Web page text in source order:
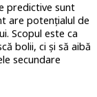
predictive sunt
are potențialul de
Scopul este ca
bolii, ci și să aibă
secundare